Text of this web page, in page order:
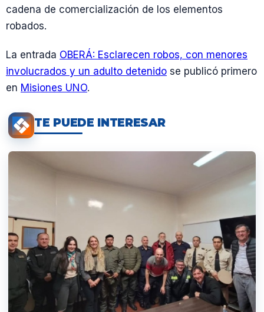
cadena de comercialización de los elementos
robados.
La entrada OBERÁ: Esclarecen robos, con menores
involucrados y un adulto detenido se publicó primero
en Misiones UNO.
TE PUEDE INTERESAR